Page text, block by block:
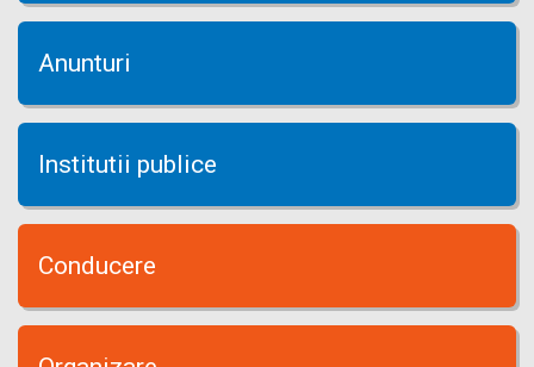
Anunturi
Institutii publice
Conducere